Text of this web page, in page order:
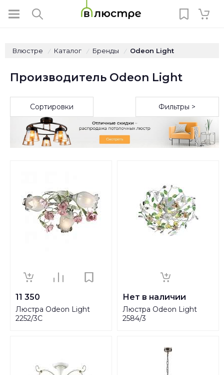
Влюстре / Каталог / Бренды / Odeon Light
Производитель Odeon Light
Сортировки Фильтры >
11 350
Люстра Odeon Light
2252/3C
Нет в наличии
Люстра Odeon Light
2584/3